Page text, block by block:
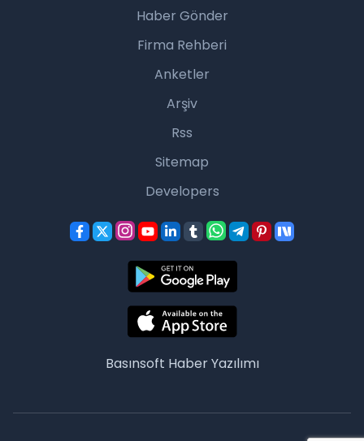
Haber Gönder
Firma Rehberi
Anketler
Arşiv
Rss
Sitemap
Developers
Basınsoft Haber Yazılımı